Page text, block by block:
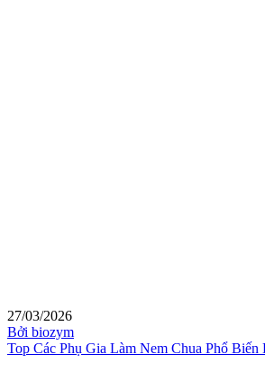
27/03/2026
Bởi biozym
Top Các Phụ Gia Làm Nem Chua Phổ Biến